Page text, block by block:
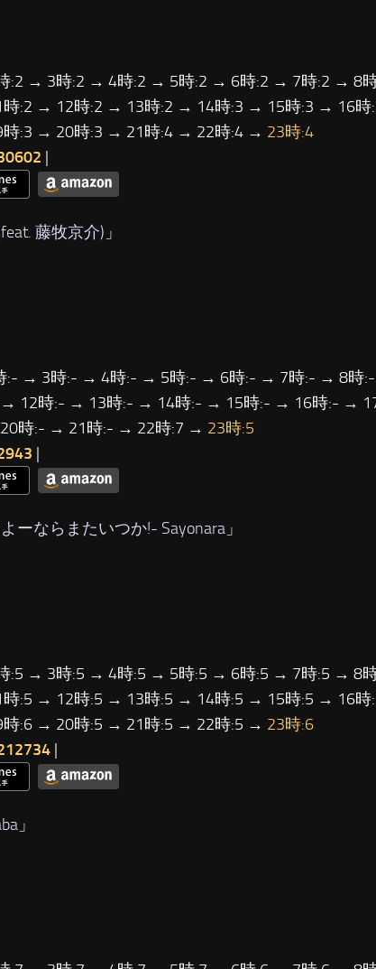
:2 → 3時:2 → 4時:2 → 5時:2 → 6時:2 → 7時:2 → 8
:2 → 12時:2 → 13時:2 → 14時:3 → 15時:3 → 16
:3 → 20時:3 → 21時:4 → 22時:4 → 23時:4
|
藤牧京介) 」
:- → 3時:- → 4時:- → 5時:- → 6時:- → 7時:- → 8時
12時:- → 13時:- → 14時:- → 15時:- → 16時:- →
時:- → 21時:- → 22時:7 → 23時:5
|
ーならまたいつか!- Sayonara 」
:5 → 3時:5 → 4時:5 → 5時:5 → 6時:5 → 7時:5 → 8
:5 → 12時:5 → 13時:5 → 14時:5 → 15時:5 → 16
:6 → 20時:5 → 21時:5 → 22時:5 → 23時:6
|
」